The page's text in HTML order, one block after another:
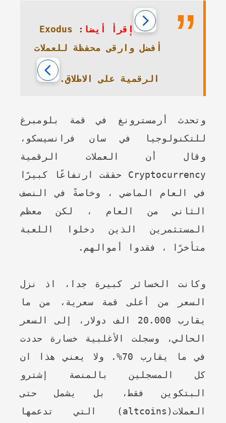
إقرأ أيضا:
Exodus
أفضل وارقى محفظة للعملات
الرقمية على الاطلاق.
وتحدث أرمسترونغ في قمة بلومبرغ
للتكنولوجيا في سان فرانسيسكو،
وقال أن العملات الرقمية
Cryptocurrency حققت ارتفاعًا كبيرًا
في العام الماضي ، وخاصةً في النصف
الثاني من العام ، لكن معظم
المستثمرين الذين دخلوا اللعبة
متأخرًا ، فقدوا أموالهم.
وكانت الخسائر كبيرة جدا، اذ نزل
السعر من أعلى قمة سعرية، من ما
يقارب 20.000 الف دولار، إلى السعر
الحالي، وسجلت الأغلبية خسارة حددت
في ما يقارب 70%. ولا يعني هذا ان
كل المسجلين بالمنصة إشترو
البتكوين فقط، بل يشمل حتى
العملات(altcoins) التي تدعمها